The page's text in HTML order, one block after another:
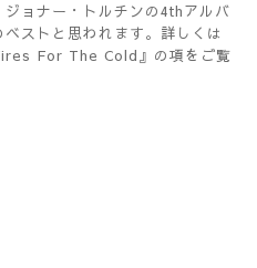
ョナー・トルチンの4thアルバ
ストと思われます。詳しくは
For The Cold』の項をご覧